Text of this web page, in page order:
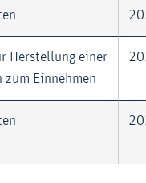
Herstellung einer
zum Einnehmen